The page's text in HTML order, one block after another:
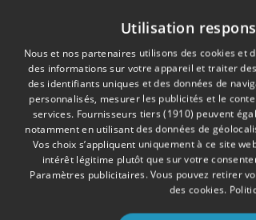
Utilisation
Nous et nos partenaires utilisons des cookies et
des informations sur votre appareil et traiter
des identifiants uniques et des données de
personnalisés, mesurer les publicités et le
services. Fournisseurs tiers (1910) peuvent
notamment en utilisant des données de
Vos choix s’appliquent uniquement à ce site
intérêt légitime plutôt que sur votre
Paramètres publicitaires. Vous pouvez retirer
des cookies.